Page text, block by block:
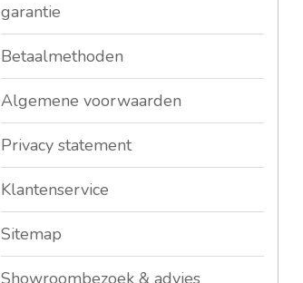
garantie
Betaalmethoden
Algemene voorwaarden
Privacy statement
Klantenservice
Sitemap
Showroombezoek & advies